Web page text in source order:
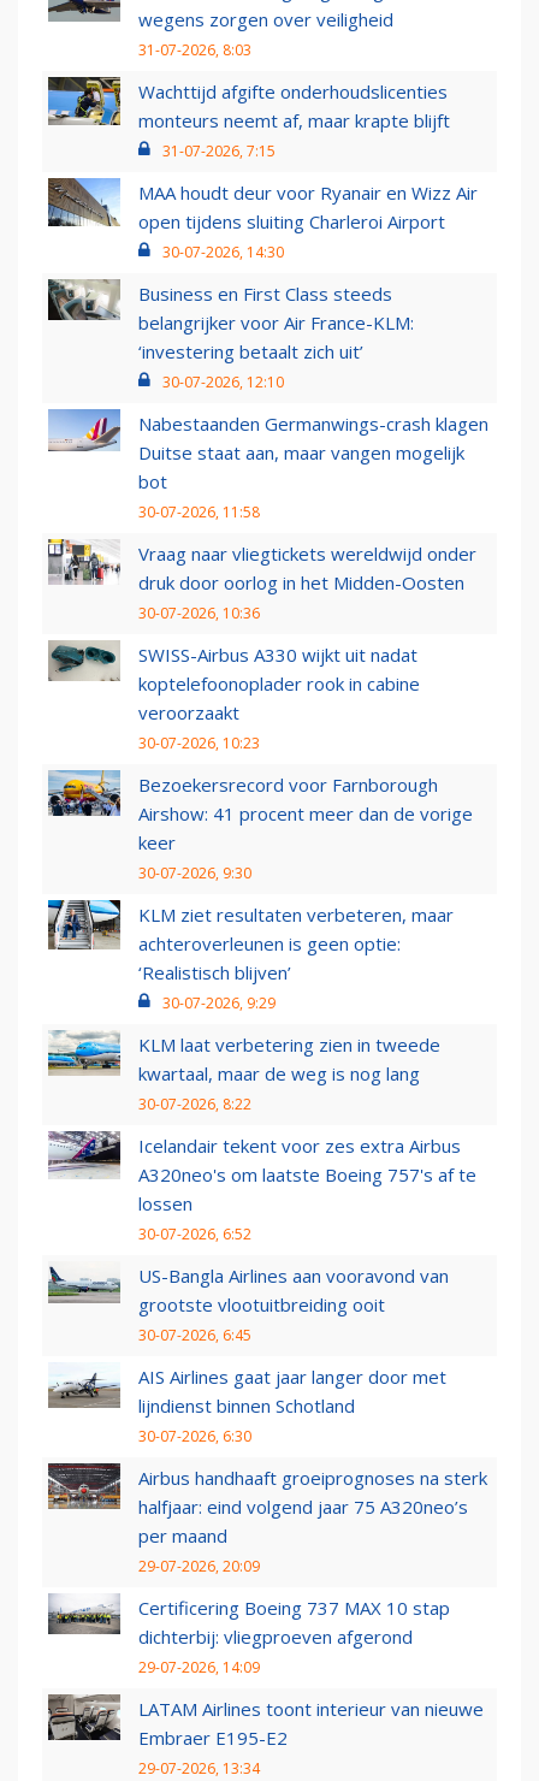
wegens zorgen over veiligheid
31-07-2026, 8:03
Wachttijd afgifte onderhoudslicenties
monteurs neemt af, maar krapte blijft
31-07-2026, 7:15
MAA houdt deur voor Ryanair en Wizz Air
open tijdens sluiting Charleroi Airport
30-07-2026, 14:30
Business en First Class steeds
belangrijker voor Air France-KLM:
‘investering betaalt zich uit’
30-07-2026, 12:10
Nabestaanden Germanwings-crash klagen
Duitse staat aan, maar vangen mogelijk
bot
30-07-2026, 11:58
Vraag naar vliegtickets wereldwijd onder
druk door oorlog in het Midden-Oosten
30-07-2026, 10:36
SWISS-Airbus A330 wijkt uit nadat
koptelefoonoplader rook in cabine
veroorzaakt
30-07-2026, 10:23
Bezoekersrecord voor Farnborough
Airshow: 41 procent meer dan de vorige
keer
30-07-2026, 9:30
KLM ziet resultaten verbeteren, maar
achteroverleunen is geen optie:
‘Realistisch blijven’
30-07-2026, 9:29
KLM laat verbetering zien in tweede
kwartaal, maar de weg is nog lang
30-07-2026, 8:22
Icelandair tekent voor zes extra Airbus
A320neo's om laatste Boeing 757's af te
lossen
30-07-2026, 6:52
US-Bangla Airlines aan vooravond van
grootste vlootuitbreiding ooit
30-07-2026, 6:45
AIS Airlines gaat jaar langer door met
lijndienst binnen Schotland
30-07-2026, 6:30
Airbus handhaaft groeiprognoses na sterk
halfjaar: eind volgend jaar 75 A320neo’s
per maand
29-07-2026, 20:09
Certificering Boeing 737 MAX 10 stap
dichterbij: vliegproeven afgerond
29-07-2026, 14:09
LATAM Airlines toont interieur van nieuwe
Embraer E195-E2
29-07-2026, 13:34